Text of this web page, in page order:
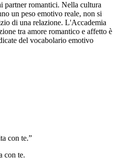
partner romantici. Nella cultura
un peso emotivo reale, non si
di una relazione. L'Accademia
tra amore romantico e affetto è
del vocabolario emotivo
con te.”
con te.